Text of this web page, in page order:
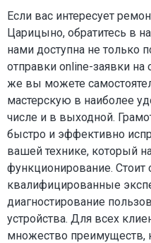
Если вас интересует
Царицыно, обратитесь в
нами доступна не только
отправки online-заявки
же вы можете
мастерскую в наиболее
числе и в выходной.
быстро и эффективно
вашей технике, который
функционирование. Стоит
квалифицированные
диагностирование
устройства. Для всех
множество преимуществ,